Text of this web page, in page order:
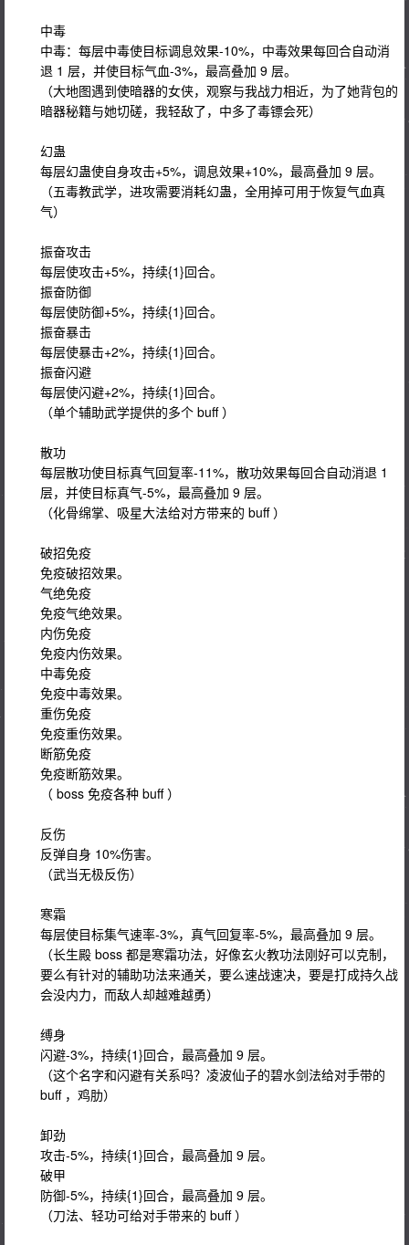
中毒
中毒：每层中毒使目标调息效果-10%，中毒效果每回合自动消
退 1 层，并使目标气血-3%，最高叠加 9 层。
（大地图遇到使暗器的女侠，观察与我战力相近，为了她背包的
暗器秘籍与她切磋，我轻敌了，中多了毒镖会死）
幻蛊
每层幻蛊使自身攻击+5%，调息效果+10%，最高叠加 9 层。
（五毒教武学，进攻需要消耗幻蛊，全用掉可用于恢复气血真
气）
振奋攻击
每层使攻击+5%，持续{1}回合。
振奋防御
每层使防御+5%，持续{1}回合。
振奋暴击
每层使暴击+2%，持续{1}回合。
振奋闪避
每层使闪避+2%，持续{1}回合。
（单个辅助武学提供的多个 buff ）
散功
每层散功使目标真气回复率-11%，散功效果每回合自动消退 1
层，并使目标真气-5%，最高叠加 9 层。
（化骨绵掌、吸星大法给对方带来的 buff ）
破招免疫
免疫破招效果。
气绝免疫
免疫气绝效果。
内伤免疫
免疫内伤效果。
中毒免疫
免疫中毒效果。
重伤免疫
免疫重伤效果。
断筋免疫
免疫断筋效果。
（ boss 免疫各种 buff ）
反伤
反弹自身 10%伤害。
（武当无极反伤）
寒霜
每层使目标集气速率-3%，真气回复率-5%，最高叠加 9 层。
（长生殿 boss 都是寒霜功法，好像玄火教功法刚好可以克制，
要么有针对的辅助功法来通关，要么速战速决，要是打成持久战
会没内力，而敌人却越难越勇）
缚身
闪避-3%，持续{1}回合，最高叠加 9 层。
（这个名字和闪避有关系吗？凌波仙子的碧水剑法给对手带的
buff ，鸡肋）
卸劲
攻击-5%，持续{1}回合，最高叠加 9 层。
破甲
防御-5%，持续{1}回合，最高叠加 9 层。
（刀法、轻功可给对手带来的 buff ）